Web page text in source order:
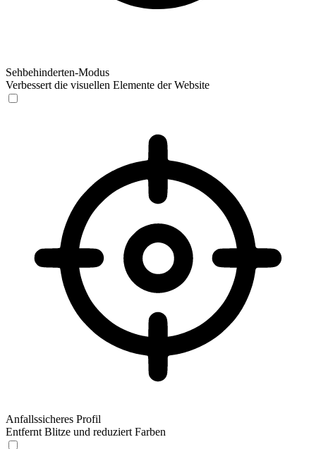
Sehbehinderten-Modus
Verbessert die visuellen Elemente der Website
Anfallssicheres Profil
Entfernt Blitze und reduziert Farben